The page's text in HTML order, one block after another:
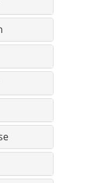
Olur
–